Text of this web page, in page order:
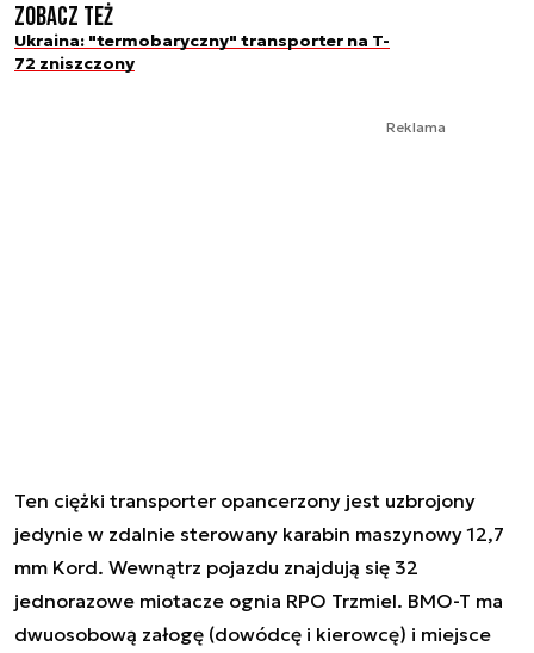
Zobacz też
Ukraina: "termobaryczny" transporter na T-
72 zniszczony
Reklama
Ten ciężki transporter opancerzony jest uzbrojony
jedynie w zdalnie sterowany karabin maszynowy 12,7
mm Kord. Wewnątrz pojazdu znajdują się 32
jednorazowe miotacze ognia RPO Trzmiel. BMO-T ma
dwuosobową załogę (dowódcę i kierowcę) i miejsce